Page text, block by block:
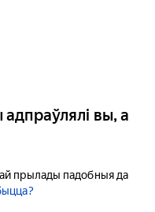
вы, а
прылады падобныя да